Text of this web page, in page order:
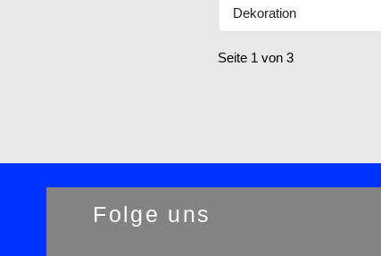
Dekoration
Seite 1 von 3
Folge uns